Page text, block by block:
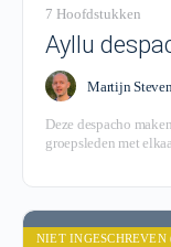
7 Hoofdstukken
Ayllu
Martijn
Deze despacho
groepsleden met
NIET